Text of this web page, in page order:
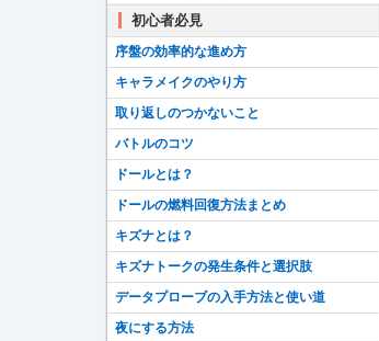
初心者必見
序盤の効率的な進め方
キャラメイクのやり方
取り返しのつかないこと
バトルのコツ
ドールとは？
ドールの燃料回復方法まとめ
キズナとは？
キズナトークの発生条件と選択肢
データプローブの入手方法と使い道
夜にする方法